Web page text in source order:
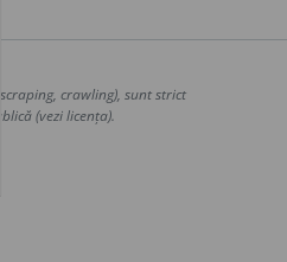
crawling), sunt strict
(vezi licența).